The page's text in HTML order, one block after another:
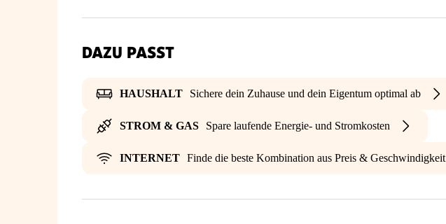
DAZU PASST
HAUSHALT Sichere dein Zuhause und dein Eigentum optimal ab
STROM & GAS Spare laufende Energie- und Stromkosten
INTERNET Finde die beste Kombination aus Preis & Geschwindigkeit